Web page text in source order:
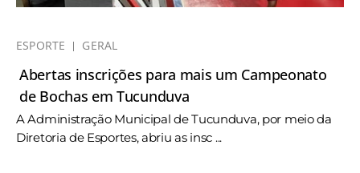
ESPORTE GERAL
Abertas inscrições para mais um Campeonato
de Bochas em Tucunduva
A Administração Municipal de Tucunduva, por meio da
Diretoria de Esportes, abriu as insc ...